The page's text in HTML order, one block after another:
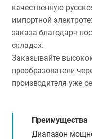
качественную
импортной
заказа благодаря
складах.
Заказывайте
преобразователи
производителя уже
Преимущества
Диапазон